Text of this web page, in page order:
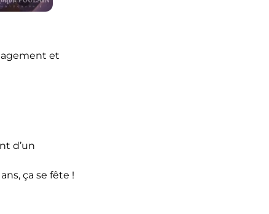
et
d’un
ça se fête !